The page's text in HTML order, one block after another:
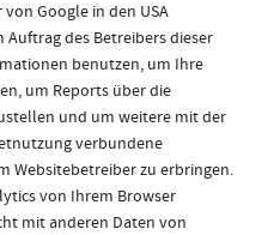
Google in den USA
des Betreibers dieser
benutzen, um Ihre
um Reports über die
und um weitere mit der
verbundene
Websitebetreiber zu erbringen.
von Ihrem Browser
mit anderen Daten von